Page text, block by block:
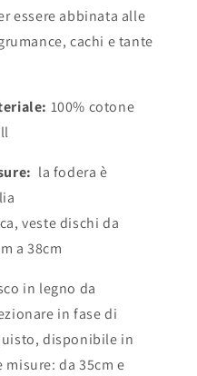
essere abbinata alle
cachi e tante
100% cotone
la fodera è
veste dischi da
a 38cm
in legno da
in fase di
disponibile in
misure: da 35cm e